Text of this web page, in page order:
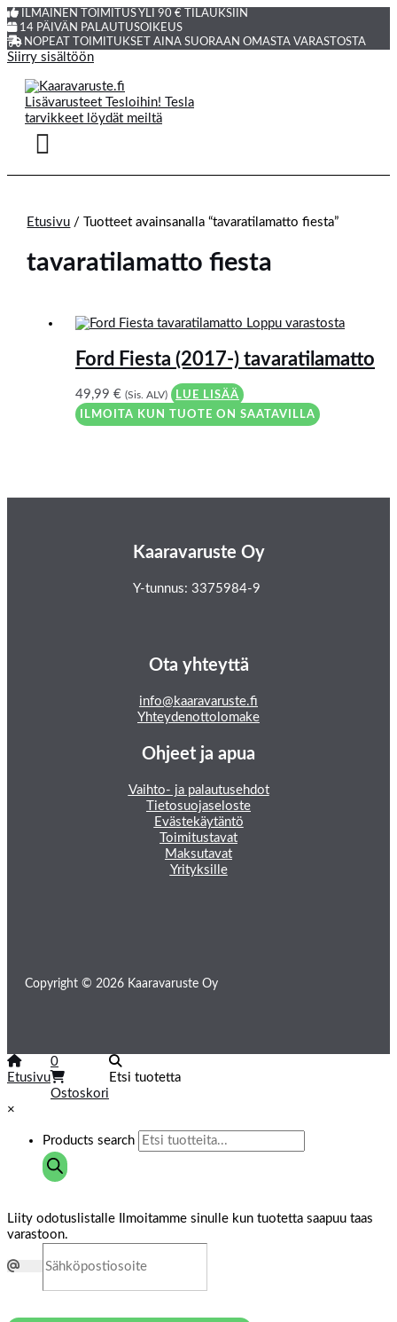
ILMAINEN TOIMITUS YLI 90 € TILAUKSIIN
14 PÄIVÄN PALAUTUSOIKEUS
NOPEAT TOIMITUKSET AINA SUORAAN OMASTA VARASTOSTA
Siirry sisältöön
Etusivu / Tuotteet avainsanalla “tavaratilamatto fiesta”
tavaratilamatto fiesta
Loppu varastosta
Ford Fiesta (2017-) tavaratilamatto
49,99€ (Sis. ALV)
LUE LISÄÄ
ILMOITA KUN TUOTE ON SAATAVILLA
Kaaravaruste Oy
Y-tunnus: 3375984-9
Ota yhteyttä
info@kaaravaruste.fi
Yhteydenottolomake
Ohjeet ja apua
Vaihto- ja palautusehdot
Tietosuojaseloste
Evästekäytäntö
Toimitustavat
Maksutavat
Yrityksille
Copyright © 2026 Kaaravaruste Oy
Etusivu
0
Ostoskori
Etsi tuotetta
×
Products search
Liity odotuslistalle
Ilmoitamme sinulle kun tuotetta saapuu taas
varastoon.